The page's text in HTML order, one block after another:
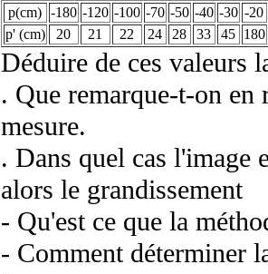
p(cm) -180 -120 -100 -70 -50 -40 -30 -20
p' (cm)
20 21 22 24 28 33 45 180
Déduire de ces valeurs
. Que remarque-t-on en
mesure.
. Dans quel cas l'image
alors le grandissement
- Qu'est ce que la
- Comment déterminer